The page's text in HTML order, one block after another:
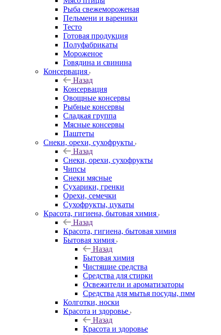
Рыба свежемороженая
Пельмени и вареники
Тесто
Готовая продукция
Полуфабрикаты
Мороженое
Говядина и свинина
Консервация
Назад
Консервация
Овощные консервы
Рыбные консервы
Сладкая группа
Мясные консервы
Паштеты
Снеки, орехи, сухофрукты
Назад
Снеки, орехи, сухофрукты
Чипсы
Снеки мясные
Сухарики, гренки
Орехи, семечки
Сухофрукты, цукаты
Красота, гигиена, бытовая химия
Назад
Красота, гигиена, бытовая химия
Бытовая химия
Назад
Бытовая химия
Чистящие средства
Средства для стирки
Освежители и ароматизаторы
Средства для мытья посуды, пмм
Колготки, носки
Красота и здоровье
Назад
Красота и здоровье